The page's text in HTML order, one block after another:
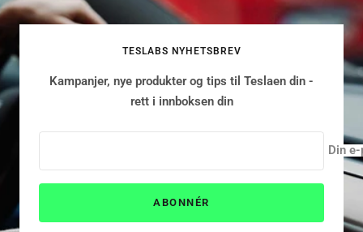
til til til
TESLABS NYHETSBREV
Kampanjer, nye produkter og tips til Teslaen din -
rett i innboksen din
Din
ABONNÉR